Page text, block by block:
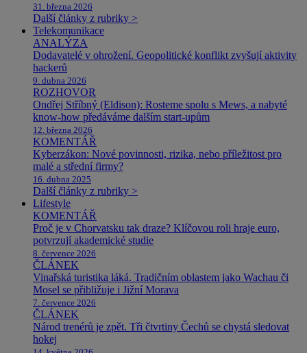
31. března 2026
Další články z rubriky >
Telekomunikace
ANALÝZA
Dodavatelé v ohrožení. Geopolitické konflikt zvyšují aktivity
hackerů
9. dubna 2026
ROZHOVOR
Ondřej Stříbný (Eldison): Rosteme spolu s Mews, a nabyté
know-how předáváme dalším start-upům
12. března 2026
KOMENTÁŘ
Kyberzákon: Nové povinnosti, rizika, nebo příležitost pro
malé a střední firmy?
16. dubna 2025
Další články z rubriky >
Lifestyle
KOMENTÁŘ
Proč je v Chorvatsku tak draze? Klíčovou roli hraje euro,
potvrzují akademické studie
8. července 2026
ČLÁNEK
Vinařská turistika láká. Tradičním oblastem jako Wachau či
Mosel se přibližuje i Jižní Morava
7. července 2026
ČLÁNEK
Národ trenérů je zpět. Tři čtvrtiny Čechů se chystá sledovat
hokej